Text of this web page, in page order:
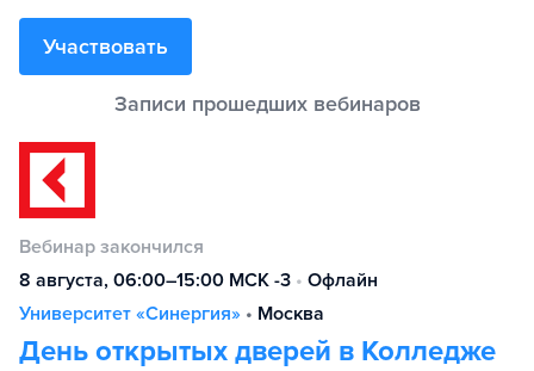
Участвовать
Вебинар закончился
8 августа, 06:00–15:00 МСК -3 • Офлайн
Университет «Синергия» • Москва
День открытых дверей в Колледже